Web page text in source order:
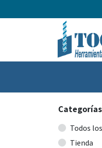
Categorías
Todos
Tienda